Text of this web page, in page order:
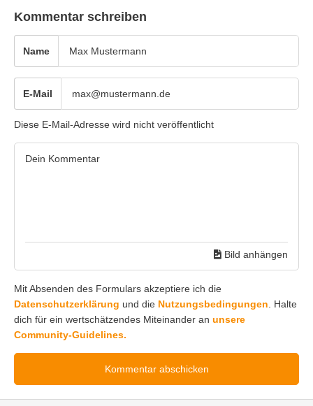
Kommentar schreiben
Name
E-Mail
Diese E-Mail-Adresse wird nicht veröffentlicht
Bild anhängen
Mit Absenden des Formulars akzeptiere ich die
Datenschutzerklärung und die Nutzungsbedingungen . Halte
dich für ein wertschätzendes Miteinander an unsere
Community-Guidelines.